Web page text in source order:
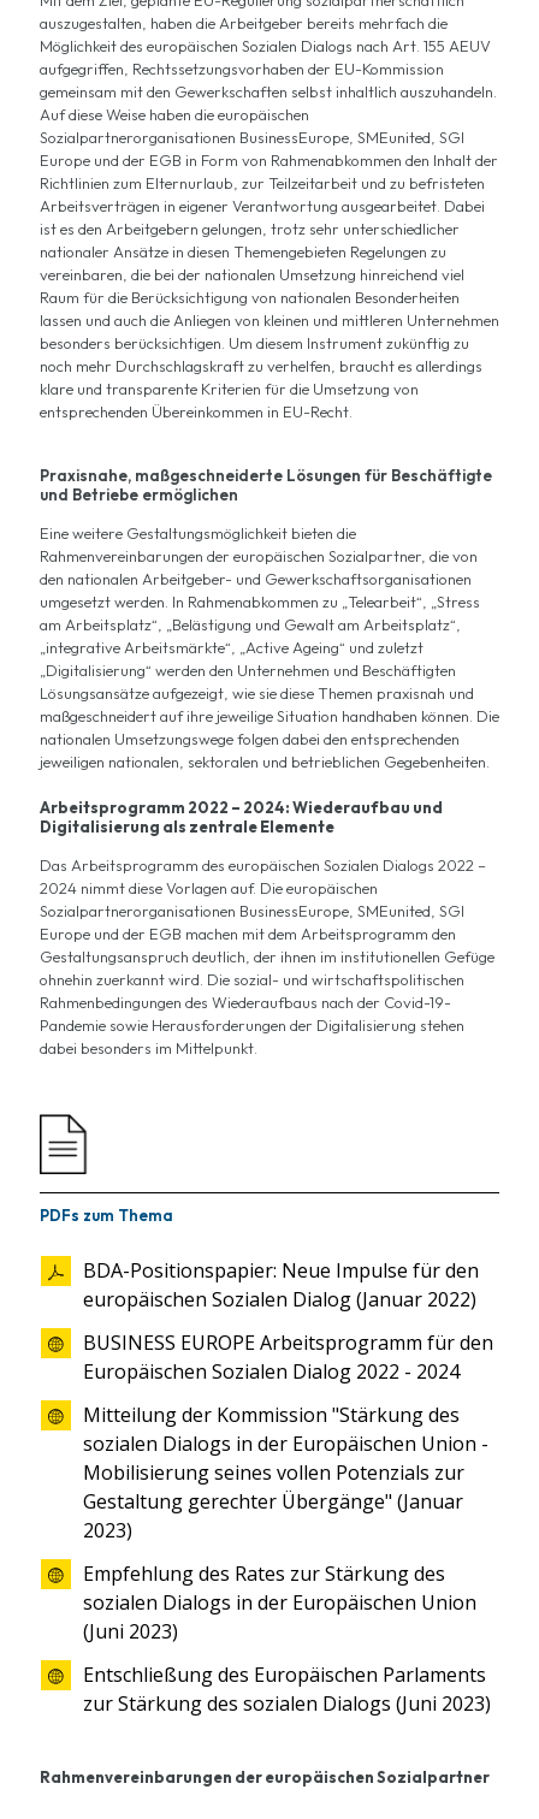
auszugestalten, haben die Arbeitgeber bereits mehrfach die
Möglichkeit des europäischen Sozialen Dialogs nach Art. 155 AEUV
aufgegriffen, Rechtssetzungsvorhaben der EU-Kommission
gemeinsam mit den Gewerkschaften selbst inhaltlich auszuhandeln.
Auf diese Weise haben die europäischen
Sozialpartnerorganisationen BusinessEurope, SMEunited, SGI
Europe und der EGB in Form von Rahmenabkommen den Inhalt der
Richtlinien zum Elternurlaub, zur Teilzeitarbeit und zu befristeten
Arbeitsverträgen in eigener Verantwortung ausgearbeitet. Dabei
ist es den Arbeitgebern gelungen, trotz sehr unterschiedlicher
nationaler Ansätze in diesen Themengebieten Regelungen zu
vereinbaren, die bei der nationalen Umsetzung hinreichend viel
Raum für die Berücksichtigung von nationalen Besonderheiten
lassen und auch die Anliegen von kleinen und mittleren Unternehmen
besonders berücksichtigen. Um diesem Instrument zukünftig zu
noch mehr Durchschlagskraft zu verhelfen, braucht es allerdings
klare und transparente Kriterien für die Umsetzung von
entsprechenden Übereinkommen in EU-Recht.
Praxisnahe, maßgeschneiderte Lösungen für Beschäftigte
und Betriebe ermöglichen
Eine weitere Gestaltungsmöglichkeit bieten die
Rahmenvereinbarungen der europäischen Sozialpartner, die von
den nationalen Arbeitgeber- und Gewerkschaftsorganisationen
umgesetzt werden. In Rahmenabkommen zu „Telearbeit“, „Stress
am Arbeitsplatz“, „Belästigung und Gewalt am Arbeitsplatz“,
„integrative Arbeitsmärkte“, „Active Ageing“ und zuletzt
„Digitalisierung“ werden den Unternehmen und Beschäftigten
Lösungsansätze aufgezeigt, wie sie diese Themen praxisnah und
maßgeschneidert auf ihre jeweilige Situation handhaben können. Die
nationalen Umsetzungswege folgen dabei den entsprechenden
jeweiligen nationalen, sektoralen und betrieblichen Gegebenheiten.
Arbeitsprogramm 2022 – 2024: Wiederaufbau und
Digitalisierung als zentrale Elemente
Das Arbeitsprogramm des europäischen Sozialen Dialogs 2022 –
2024 nimmt diese Vorlagen auf. Die europäischen
Sozialpartnerorganisationen BusinessEurope, SMEunited, SGI
Europe und der EGB machen mit dem Arbeitsprogramm den
Gestaltungsanspruch deutlich, der ihnen im institutionellen Gefüge
ohnehin zuerkannt wird. Die sozial- und wirtschaftspolitischen
Rahmenbedingungen des Wiederaufbaus nach der Covid-19-
Pandemie sowie Herausforderungen der Digitalisierung stehen
dabei besonders im Mittelpunkt.
PDFs zum Thema
BDA-Positionspapier: Neue Impulse für den
europäischen Sozialen Dialog (Januar 2022)
BUSINESS EUROPE Arbeitsprogramm für den
Europäischen Sozialen Dialog 2022 - 2024
Mitteilung der Kommission "Stärkung des
sozialen Dialogs in der Europäischen Union -
Mobilisierung seines vollen Potenzials zur
Gestaltung gerechter Übergänge" (Januar
2023)
Empfehlung des Rates zur Stärkung des
sozialen Dialogs in der Europäischen Union
(Juni 2023)
Entschließung des Europäischen Parlaments
zur Stärkung des sozialen Dialogs (Juni 2023)
Rahmenvereinbarungen der europäischen Sozialpartner